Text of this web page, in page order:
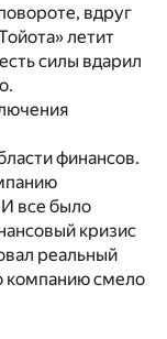
вдруг
летит
силы вдарил
финансов.
все было
кризис
реальный
компанию смело